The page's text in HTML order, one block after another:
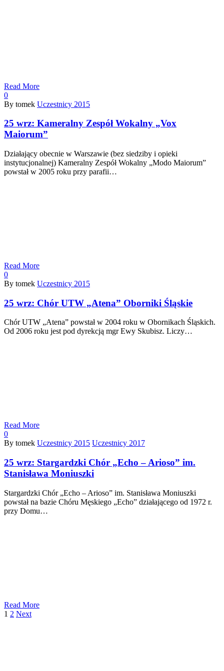
Read More
0
By tomek Uczestnicy 2015
25 wrz: Kameralny Zespół Wokalny „Vox
Maiorum”
Działający obecnie w Warszawie (bez siedziby i opieki
instytucjonalnej) Kameralny Zespół Wokalny „Modo Maiorum”
powstał w 2005 roku przy parafii…
Read More
0
By tomek Uczestnicy 2015
25 wrz: Chór UTW „Atena” Oborniki Śląskie
Chór UTW „Atena” powstał w 2004 roku w Obornikach Śląskich.
Od 2006 roku jest pod dyrekcją mgr Ewy Skubisz. Liczy…
Read More
0
By tomek Uczestnicy 2015 Uczestnicy 2017
25 wrz: Stargardzki Chór „Echo – Arioso” im.
Stanisława Moniuszki
Stargardzki Chór „Echo – Arioso” im. Stanisława Moniuszki
powstał na bazie Chóru Męskiego „Echo” działającego od 1972 r.
przy Domu…
Read More
1 2 Next